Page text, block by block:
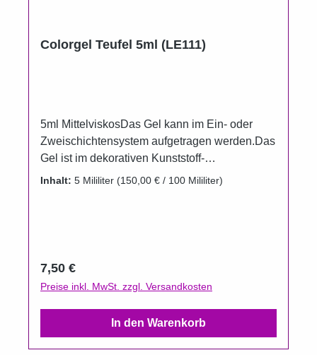
Colorgel Teufel 5ml (LE111)
5ml MittelviskosDas Gel kann im Ein- oder
Zweischichtensystem aufgetragen werden.Das
Gel ist im dekorativen Kunststoff-
Aluminiumtiegel erhältlich.Um das Auslaufen
Inhalt: 5 Mililiter (150,00 € / 100 Mililiter)
Regulärer Preis:
7,50 €
Preise inkl. MwSt. zzgl. Versandkosten
In den Warenkorb